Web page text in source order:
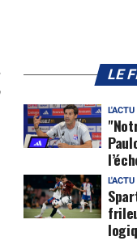
LE
L'ACTU
L'ACTU